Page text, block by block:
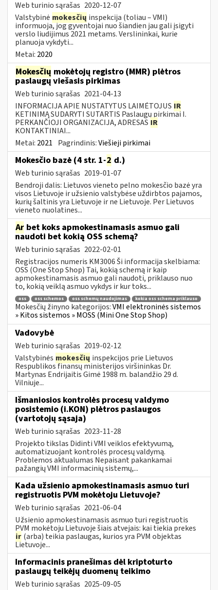
Web turinio sąrašas 2020-12-07
Valstybinė mokesčių inspekcija (toliau – VMI)
informuoja, jog gyventojai nuo šiandien jau gali įsigyti
verslo liudijimus 2021 metams. Verslininkai, kurie
planuoja vykdyti...
Metai: 2020
Mokesčių mokėtojų registro (MMR) plėtros
paslaugų viešasis pirkimas
Web turinio sąrašas 2021-04-13
INFORMACIJA APIE NUSTATYTUS LAIMĖTOJUS IR
KETINIMĄ SUDARYTI SUTARTIS Paslaugų pirkimai I.
PERKANČIOJI ORGANIZACIJA, ADRESAS IR
KONTAKTINIAI...
Metai: 2021 Pagrindinis:Viešieji pirkimai
Mokesčio bazė (4 str. 1-2 d.)
Web turinio sąrašas 2019-01-07
Bendroji dalis: Lietuvos vieneto pelno mokesčio bazė yra
visos Lietuvoje ir užsienio valstybėse uždirbtos pajamos,
kurių šaltinis yra Lietuvoje ir ne Lietuvoje. Per Lietuvos
vieneto nuolatines...
Ar bet koks apmokestinamasis asmuo gali
naudoti bet kokią OSS schemą?
Web turinio sąrašas 2022-02-01
Registracijos numeris KM3006 Ši informacija skelbiama:
OSS (One Stop Shop) Tai, kokią schemą ir kaip
apmokestinamasis asmuo gali naudoti, priklauso nuo
to, kokią veiklą asmuo vykdys ir kur toks...
oss oss schemos oss schemų naudojimas kokia oss schema priklauso
Mokesčių žinyno kategorijos:VMI elektroninės sistemos
» Kitos sistemos » MOSS (Mini One Stop Shop)
Vadovybė
Web turinio sąrašas 2019-02-12
Valstybinės mokesčių inspekcijos prie Lietuvos
Respublikos finansų ministerijos viršininkas Dr.
Martynas Endrijaitis Gimė 1988 m. balandžio 29 d.
Vilniuje...
Išmaniosios kontrolės procesų valdymo
posistemio (i.KON) plėtros paslaugos
(vartotojų sąsaja)
Web turinio sąrašas 2023-11-28
Projekto tikslas Didinti VMI veiklos efektyvumą,
automatizuojant kontrolės procesų valdymą.
Problemos aktualumas Nepaisant pakankamai
pažangių VMI informacinių sistemų,...
Kada užsienio apmokestinamasis asmuo turi
registruotis PVM mokėtoju Lietuvoje?
Web turinio sąrašas 2021-06-04
Užsienio apmokestinamasis asmuo turi registruotis
PVM mokėtoju Lietuvoje šiais atvejais: kai tiekia prekes
ir (arba) teikia paslaugas, kurios yra PVM objektas
Lietuvoje...
Informacinis pranešimas dėl kriptoturto
paslaugų teikėjų duomenų teikimo
Web turinio sąrašas 2025-09-05